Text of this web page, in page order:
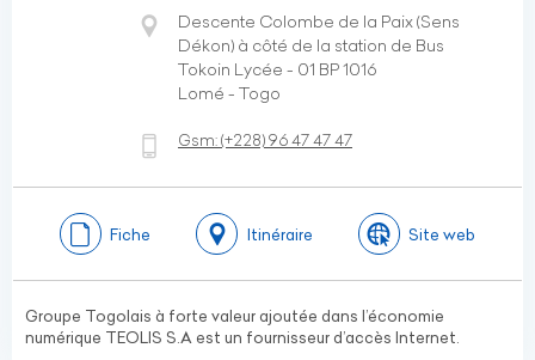
Descente Colombe de la Paix (Sens
Dékon) à côté de la station de Bus
Tokoin Lycée - 01 BP 1016
Lomé - Togo
Gsm:(+228)96 47 47 47
Fiche Itinéraire Site web
Groupe Togolais à forte valeur ajoutée dans l’économie
numérique TEOLIS S.A est un fournisseur d’accès Internet.